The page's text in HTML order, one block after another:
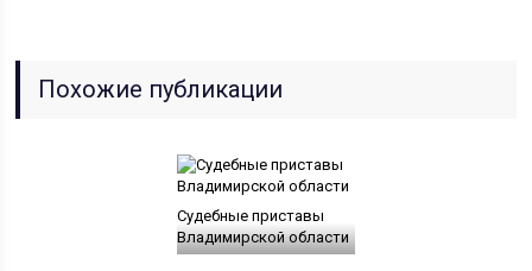
Похожие публикации
Судебные приставы
Владимирской области